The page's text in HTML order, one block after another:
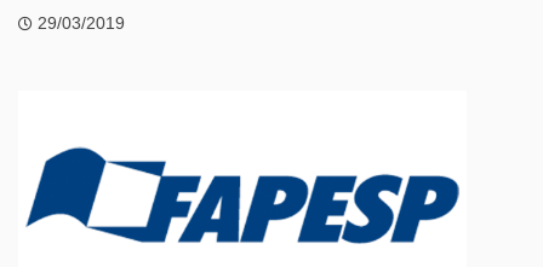
29/03/2019